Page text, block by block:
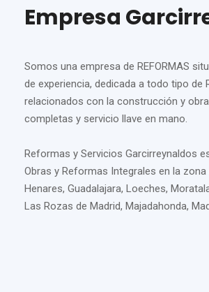
Empresa
Somos una empresa de REFORMAS
de experiencia, dedicada a todo tipo de
relacionados con la construcción y
completas y servicio llave en mano.
Reformas y Servicios Garcirreynaldos
Obras y Reformas Integrales en la
Henares, Guadalajara, Loeches,
Las Rozas de Madrid, Majadahonda,